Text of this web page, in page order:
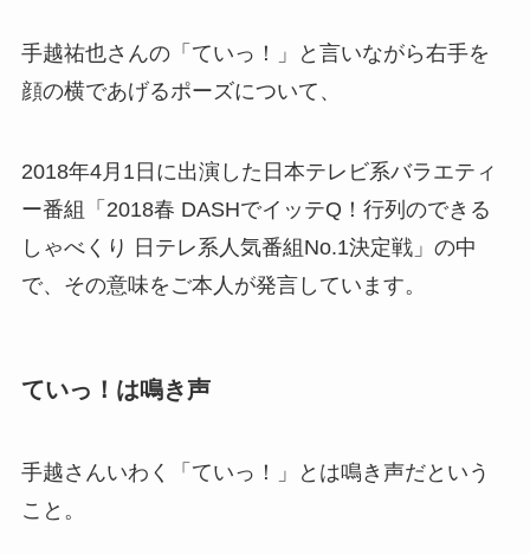
手越祐也さんの「ていっ！」と言いながら右手を
顔の横であげるポーズについて、
2018年4月1日に出演した日本テレビ系バラエティ
ー番組「2018春 DASHでイッテQ！行列のできる
しゃべくり 日テレ系人気番組No.1決定戦」の中
で、その意味をご本人が発言しています。
ていっ！は鳴き声
手越さんいわく「ていっ！」とは鳴き声だという
こと。